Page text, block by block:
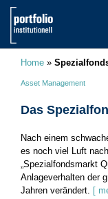
Home »
Asset Management
Das
Nach einem
es noch viel Luft
„Spezialfondsmarkt
Anlageverhalten der
Jahren verändert. [